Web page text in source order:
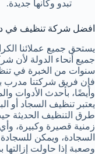
تبدو وكأنها جديدة.
افضل شركة تنظيف في
يستحق جميع عملائنا
جميع أنحاء الدولة لأن
سنوات من الخبرة في
فإن فريق شركتنا مدرب
وأيضًا، بأحدث الأدوات
يعتبر تنظيف السجاد أو
طرق التنظيف الحديثة
زمنية قصيرة وكبيرة،
السجادة، ويمكن
وصعبة إذا حاولت